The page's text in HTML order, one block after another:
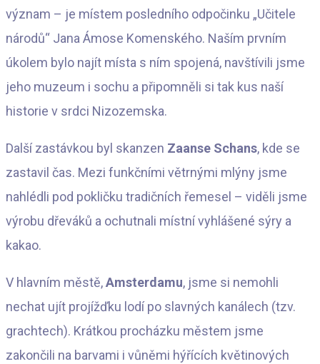
význam – je místem posledního odpočinku „Učitele
národů“ Jana Ámose Komenského. Naším prvním
úkolem bylo najít místa s ním spojená, navštívili jsme
jeho muzeum i sochu a připomněli si tak kus naší
historie v srdci Nizozemska.
Další zastávkou byl skanzen Zaanse Schans, kde se
zastavil čas. Mezi funkčními větrnými mlýny jsme
nahlédli pod pokličku tradičních řemesel – viděli jsme
výrobu dřeváků a ochutnali místní vyhlášené sýry a
kakao.
V hlavním městě,Amsterdamu, jsme si nemohli
nechat ujít projížďku lodí po slavných kanálech (tzv.
grachtech). Krátkou procházku městem jsme
zakončili na barvami i vůněmi hýřících květinových